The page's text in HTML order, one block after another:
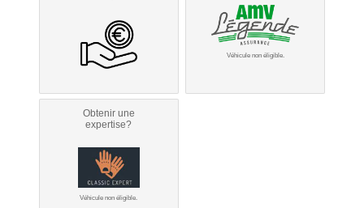
Véhicule non éligible.
Obtenir une
expertise?
Véhicule non éligible.